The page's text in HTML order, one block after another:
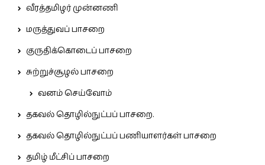
வீரத்தமிழர் முன்னணி
மருத்துவப் பாசறை
குருதிக்கொடைப் பாசறை
சுற்றுச்சூழல் பாசறை
வனம் செய்வோம்
தகவல் தொழில்நுட்பப் பாசறை.
தகவல் தொழில்நுட்பப் பணியாளர்கள் பாசறை
தமிழ் மீட்சிப் பாசறை